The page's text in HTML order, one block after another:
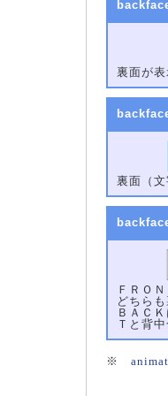
裏面が
Ｆ
裏面（
Ｆ
ＦＲＯ
どちら
ＢＡＣ
Ｔと背
※